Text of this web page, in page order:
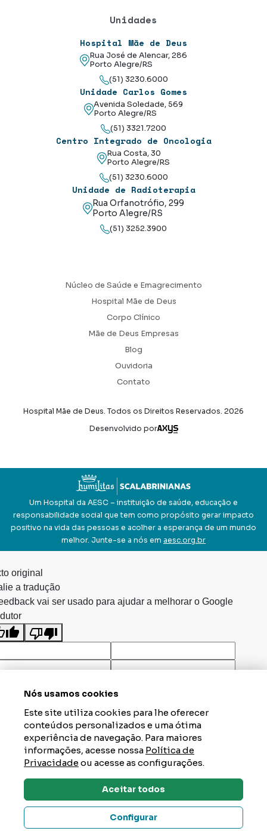
Unidades
Hospital Mãe de Deus
Rua José de Alencar, 286
Porto Alegre/RS
(51) 3230.6000
Unidade Carlos Gomes
Avenida Soledade, 569
Porto Alegre/RS
(51) 3321.7200
Centro Integrado de Oncologia
Rua Costa, 30
Porto Alegre/RS
(51) 3230.6000
Unidade de Radioterapia
Rua Orfanotrófio, 299
Porto Alegre/RS
(51) 3252.3900
Núcleo de Saúde e Emagrecimento
Hospital Mãe de Deus
Corpo Clínico
Mãe de Deus Empresas
Blog
Ouvidoria
Contato
Hospital Mãe de Deus. Todos os Direitos Reservados. 2026
Desenvolvido por
Axysweb
Um Hospital da AESC – instituição de saúde, educação e
responsabilidade social que tem como propósito gerar impacto
positivo na vida das pessoas e acolher a esperança de um mundo
melhor. Junte-se a nós em aesc.org.br
Dúvidas? Tire Aqui
Nós usamos cookies
Este site utiliza cookies para lhe oferecer
conteúdos personalizados e uma ótima
experiência de navegação. Para maiores
informações, acesse nossa Política de
Privacidadeou acesse as configurações.
Aceitar todos
Configurar
original
a tradução
vai ser usado para ajudar a melhorar o Google